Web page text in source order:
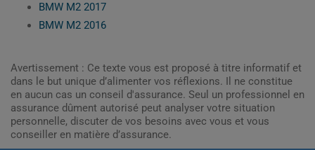
BMW M2 2017
BMW M2 2016
Avertissement : Ce texte vous est proposé à titre informatif et
dans le but unique d’alimenter vos réflexions. Il ne constitue
en aucun cas un conseil d'assurance. Seul un professionnel en
assurance dûment autorisé peut analyser votre situation
personnelle, discuter de vos besoins avec vous et vous
conseiller en matière d’assurance.